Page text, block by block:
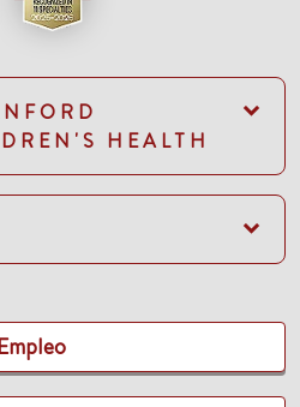
HEALTH